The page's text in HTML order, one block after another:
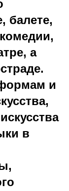
балете,
а
и
в